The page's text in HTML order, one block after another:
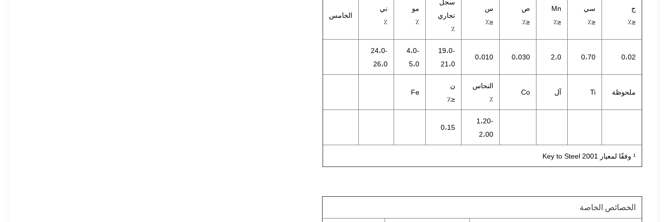
ج
≤٪
سي
≤٪
Mn
≤٪
ص
≤٪
س
≤٪
سجل
تجاري
٪
مو
٪
ني
٪
الخامس
0،02 0،70 2،0 0،030 0،010
19،0-
21،0
4،0-
5،0
24،0-
26،0
ملحوظة Ti آل Co
النحاس
٪
ن
≤٪
Fe
1،20-
2،00
0،15
¹ وفقًا لمعيار Key to Steel 2001
الخصائص الخاصة